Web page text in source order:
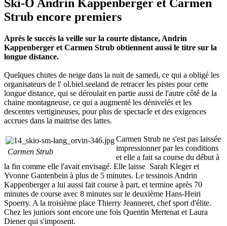
Ski-O Andrin Kappenberger et Carmen
Strub encore premiers
Après le succès la veille sur la courte distance, Andrin
Kappenberger et Carmen Strub obtiennent aussi le titre sur la
longue distance.
Quelques chutes de neige dans la nuit de samedi, ce qui a obligé les
organisateurs de l' ol.biel.seeland de retracer les pistes pour cette
longue distance, qui se déroulait en partie aussi de l'autre côté de la
chaine montagneuse, ce qui a augmenté les dénivelés et les
descentes vertigineuses, pour plus de spectacle et des exigences
accrues dans la maitrise des lattes.
Carmen Strub
Carmen Strub ne s'est pas laissée
impressionner par les conditions
et elle a fait sa course du début à
la fin comme elle l'avait envisagé. Elle laisse Sarah Kleger et
Yvonne Gantenbein à plus de 5 minutes. Le tessinois Andrin
Kappenberger a lui aussi fait course à part, et termine après 70
minutes de course avec 8 minutes sur le deuxième Hans-Heiri
Spoerry. A la troisième place Thierry Jeanneret, chef sport d'élite.
Chez les juniors sont encore une fois Quentin Mertenat et Laura
Diener qui s'imposent.